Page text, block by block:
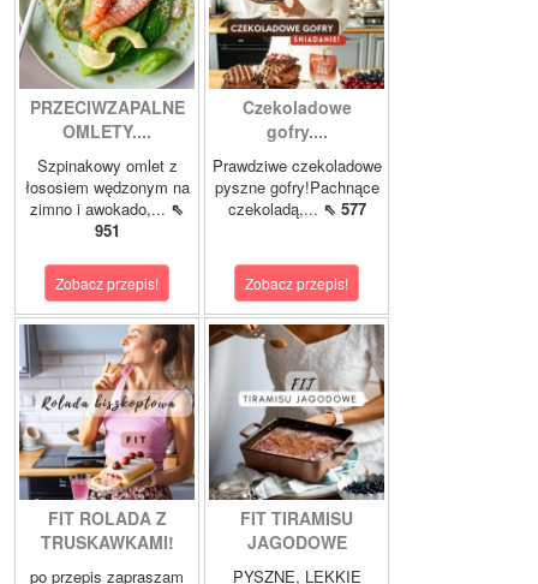
PRZECIWZAPALNE
OMLETY....
Szpinakowy omlet z
łososiem wędzonym na
zimno i awokado,... ⇖
951
Zobacz przepis!
Czekoladowe
gofry....
Prawdziwe czekoladowe
pyszne gofry!Pachnące
czekoladą,... ⇖ 577
Zobacz przepis!
FIT ROLADA Z
TRUSKAWKAMI!
po przepis zapraszam
FIT TIRAMISU
JAGODOWE
PYSZNE, LEKKIE